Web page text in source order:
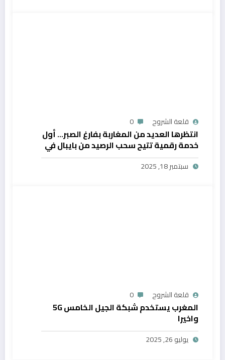
قلعة الشروح 0
انتظرها العديد من المغاربة بفارغ الصبر… أول
خدمة رقمية تتيح سحب الرصيد من بايبال في
المغرب
سبتمبر 18, 2025
قلعة الشروح 0
المغرب يستخدم شبكة الجيل الخامس 5G
واخيرا
يوليو 26, 2025